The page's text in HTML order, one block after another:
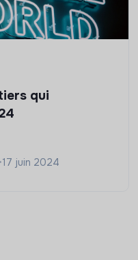
qui
•17 juin 2024